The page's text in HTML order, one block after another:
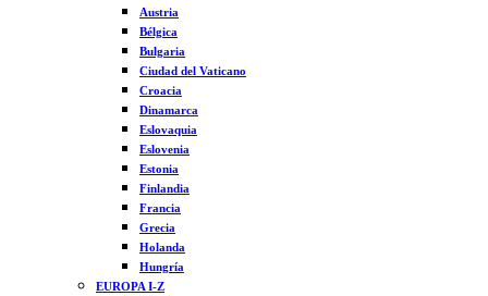
Austria
Bélgica
Bulgaria
Ciudad del Vaticano
Croacia
Dinamarca
Eslovaquia
Eslovenia
Estonia
Finlandia
Francia
Grecia
Holanda
Hungría
EUROPA I-Z